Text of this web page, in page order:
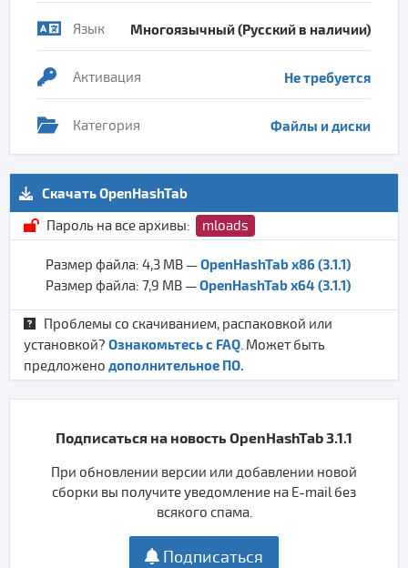
Язык Многоязычный (Русский в наличии)
Активация Не требуется
Категория Файлы и диски
Скачать OpenHashTab
Пароль на все архивы:
mloads
Размер файла: 4,3 MB —OpenHashTab x86 (3.1.1)
Размер файла: 7,9 MB —OpenHashTab x64 (3.1.1)
Проблемы со скачиванием, распаковкой или
установкой? Ознакомьтесь с FAQ. Может быть
предложено дополнительное ПО.
Подписаться на новость OpenHashTab 3.1.1
При обновлении версии или добавлении новой
сборки вы получите уведомление на E-mail без
всякого спама.
Подписаться